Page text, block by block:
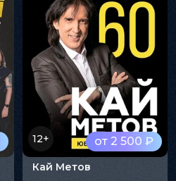
от 2 500 ₽
12+
Кай Метов